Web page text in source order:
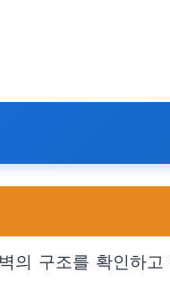
의 구조를 확인하